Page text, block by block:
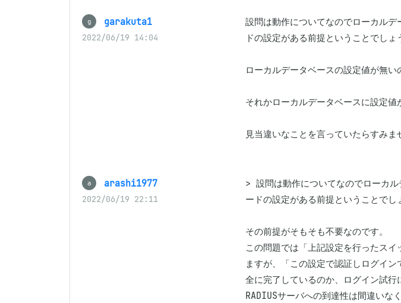
g garakuta1
2022/06/19 14:04
設問は動作についてなのでローカル
ドの設定がある前提ということでしょ
ローカルデータベースの設定値が無
それかローカルデータベースに設定
a arashi1977
2022/06/19 22:11
> 設問は動作についてなのでローカ
ードの設定がある前提ということでし
その前提がそもそも不要なのです。
この問題では「上記設定を行ったス
ますが、「この設定で認証しログイ
全に完了しているのか、ログイン試行
RADIUSサーバへの到達性は間違いな